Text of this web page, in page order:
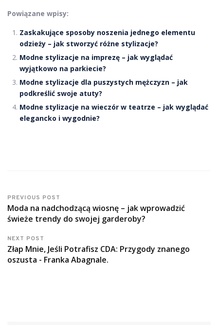
Powiązane wpisy:
Zaskakujące sposoby noszenia jednego elementu
odzieży – jak stworzyć różne stylizacje?
Modne stylizacje na imprezę – jak wyglądać
wyjątkowo na parkiecie?
Modne stylizacje dla puszystych mężczyzn – jak
podkreślić swoje atuty?
Modne stylizacje na wieczór w teatrze – jak wyglądać
elegancko i wygodnie?
PREVIOUS POST
Moda na nadchodzącą wiosnę – jak wprowadzić
świeże trendy do swojej garderoby?
NEXT POST
Złap Mnie, Jeśli Potrafisz CDA: Przygody znanego
oszusta - Franka Abagnale.